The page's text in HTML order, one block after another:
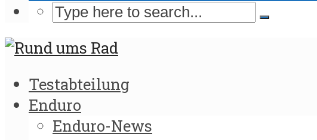
Testabteilung
Enduro
Enduro-News